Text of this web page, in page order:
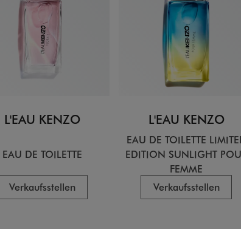
L'EAU KENZO
EAU DE TOILETTE
Verkaufsstellen
L'EAU KENZO
EAU DE TOILETTE
EDITION SUNLIGHT
FEMME
Verkaufsstellen